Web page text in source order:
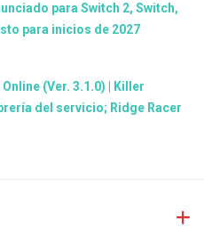
para Switch 2, Switch,
para inicios de 2027
(Ver. 3.1.0) | Killer
del servicio; Ridge Racer